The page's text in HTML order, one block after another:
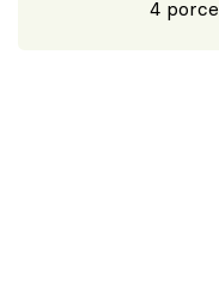
4 porce